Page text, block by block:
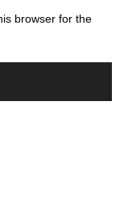
browser for the